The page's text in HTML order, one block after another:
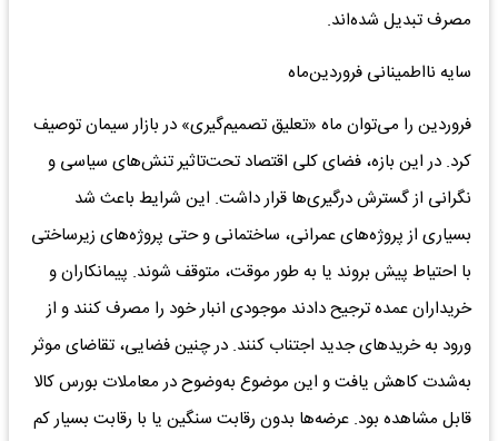
مصرف تبدیل شده‌اند.
سایه نااطمینانی فروردین‌ماه
فروردین را می‌توان ماه «تعلیق تصمیم‌گیری» در بازار سیمان توصیف
کرد. در این بازه، فضای کلی اقتصاد تحت‌تاثیر تنش‌های سیاسی و
نگرانی از گسترش درگیری‌ها قرار داشت. این شرایط باعث شد
بسیاری از پروژه‌های عمرانی، ساختمانی و حتی پروژه‌های زیرساختی
با احتیاط پیش بروند یا به طور موقت، متوقف شوند. پیمانکاران و
خریداران عمده ترجیح دادند موجودی انبار خود را مصرف کنند و از
ورود به خریدهای جدید اجتناب کنند. در چنین فضایی، تقاضای موثر
به‌شدت کاهش یافت و این موضوع به‌وضوح در معاملات بورس کالا
قابل مشاهده بود. عرضه‌ها بدون رقابت سنگین یا با رقابت بسیار کم